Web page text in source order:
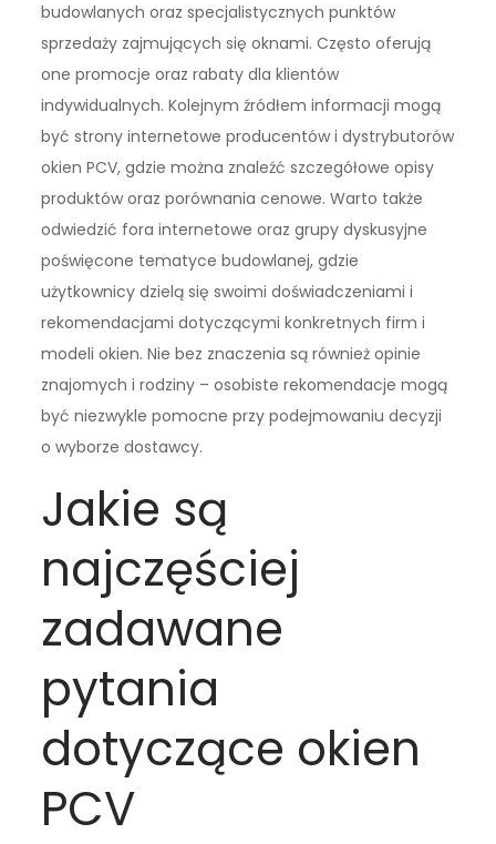
budowlanych oraz specjalistycznych punktów
sprzedaży zajmujących się oknami. Często oferują
one promocje oraz rabaty dla klientów
indywidualnych. Kolejnym źródłem informacji mogą
być strony internetowe producentów i dystrybutorów
okien PCV, gdzie można znaleźć szczegółowe opisy
produktów oraz porównania cenowe. Warto także
odwiedzić fora internetowe oraz grupy dyskusyjne
poświęcone tematyce budowlanej, gdzie
użytkownicy dzielą się swoimi doświadczeniami i
rekomendacjami dotyczącymi konkretnych firm i
modeli okien. Nie bez znaczenia są również opinie
znajomych i rodziny – osobiste rekomendacje mogą
być niezwykle pomocne przy podejmowaniu decyzji
o wyborze dostawcy.
Jakie są
najczęściej
zadawane
pytania
dotyczące okien
PCV